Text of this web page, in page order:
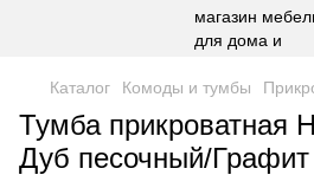
Каталог Комоды и тумбы
Тумба
Дуб песочный/Графит